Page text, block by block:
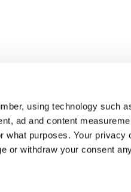
using technology such
ad and content
purposes. Your privacy
or withdraw your consent